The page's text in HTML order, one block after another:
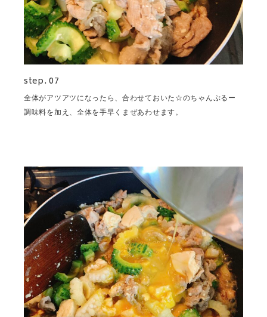
step. 07
全体がアツアツになったら、合わせておいた☆のちゃんぷるー
調味料を加え、全体を手早くまぜあわせます。